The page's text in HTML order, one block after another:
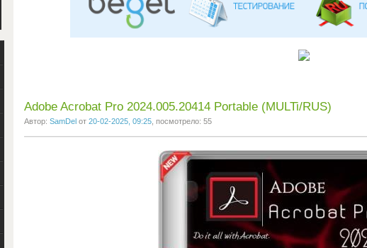
Adobe Acrobat Pro 2024.005.20414 Portable (MULTi/RUS)
Автор: SamDel от 20-02-2025, 09:25 , посмотрело: 55